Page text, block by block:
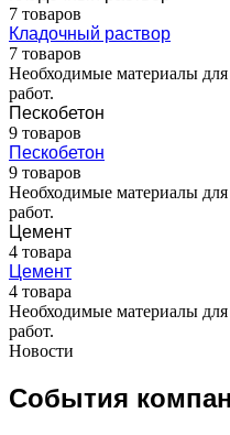
7 товаров
Кладочный раствор
7 товаров
Необходимые материалы
работ.
Пескобетон
9 товаров
Пескобетон
9 товаров
Необходимые материалы
работ.
Цемент
4 товара
Цемент
4 товара
Необходимые материалы
работ.
Новости
События